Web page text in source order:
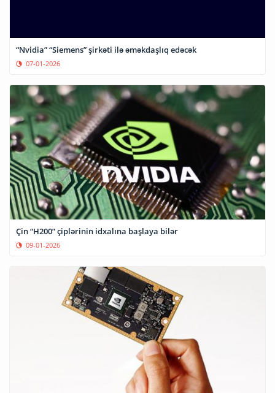
“Nvidia” “Siemens” şirkəti ilə əməkdaşlıq edəcək
07-01-2026
Çin “H200” çiplərinin idxalına başlaya bilər
09-01-2026